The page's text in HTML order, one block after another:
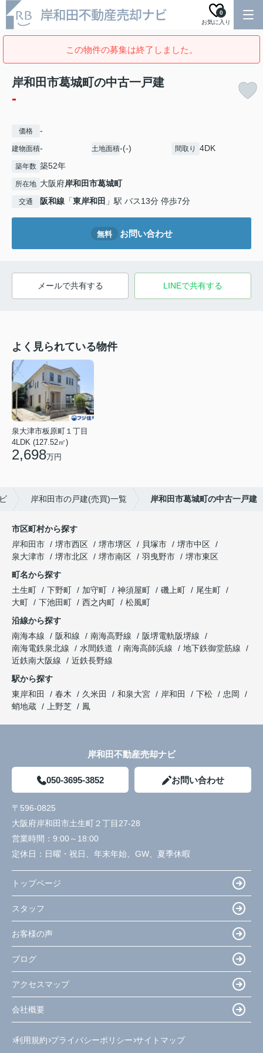
お気に入り
0
この物件の募集は終了しました。
岸和田市葛城町の中古一戸建
-
価格 -
建物面積- 土地面積-(-) 間取り 4DK
築年数 築52年
所在地 大阪府岸和田市葛城町
交通 阪和線 「東岸和田 」駅 バス13分 停歩7分
無料 お問い合わせ
メールで共有する LINEで共有する
よく見られている物件
泉大津市板原町１丁目
4LDK (127.52㎡)
2,698万円
岸和田市の戸建(売買)一覧 岸和田市葛城町の中古一戸建
市区町村から探す
岸和田市
堺市西区 堺市堺区 貝塚市
堺市中区
泉大津市
堺市北区 堺市南区 羽曳野市
堺市東区
町名から探す
土生町
下野町 加守町 神須屋町 磯上町
尾生町
大町
下池田町 西之内町
松風町
沿線から探す
南海本線
阪和線 南海高野線
阪堺電軌阪堺線
南海電鉄泉北線
水間鉄道 南海高師浜線
地下鉄御堂筋線
近鉄南大阪線
近鉄長野線
駅から探す
東岸和田
春木 久米田 和泉大宮 岸和田 下松
忠岡
蛸地蔵
上野芝 鳳
岸和田不動産売却ナビ
050-3695-3852 お問い合わせ
〒596-0825
大阪府岸和田市土生町２丁目27-28
営業時間： 9:00～18:00
定休日： 日曜・祝日、年末年始、GW、夏季休暇
トップページ
スタッフ
お客様の声
ブログ
アクセスマップ
会社概要
利用規約 プライバシーポリシー サイトマップ